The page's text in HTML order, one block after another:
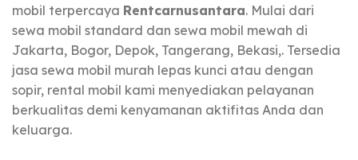
mobil terpercaya Rentcarnusantara. Mulai dari
sewa mobil standard dan sewa mobil mewah di
Jakarta, Bogor, Depok, Tangerang, Bekasi,. Tersedia
jasa sewa mobil murah lepas kunci atau dengan
sopir, rental mobil kami menyediakan pelayanan
berkualitas demi kenyamanan aktifitas Anda dan
keluarga.